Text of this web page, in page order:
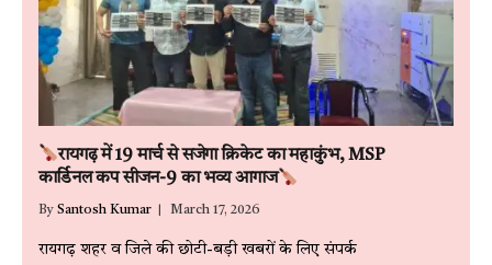
रायगढ़ में 19 मार्च से सजेगा क्रिकेट का महाकुंभ, MSP
कार्डिनल कप सीजन-9 का भव्य आगाज
By Santosh Kumar March 17, 2026
रायगढ़ शहर व जिले की छोटी-बड़ी खबरों के लिए संपर्क